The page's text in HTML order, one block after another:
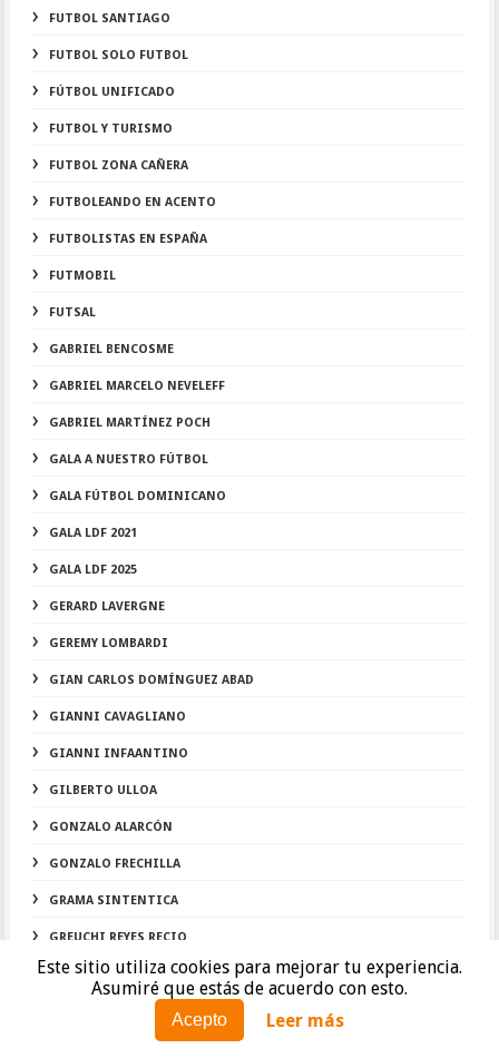
Este sitio utiliza cookies para mejorar tu experiencia.
Asumiré que estás de acuerdo con esto.
Acepto Leer más
FUTBOL SANTIAGO
FUTBOL SOLO FUTBOL
FÚTBOL UNIFICADO
FUTBOL Y TURISMO
FUTBOL ZONA CAÑERA
FUTBOLEANDO EN ACENTO
FUTBOLISTAS EN ESPAÑA
FUTMOBIL
FUTSAL
GABRIEL BENCOSME
GABRIEL MARCELO NEVELEFF
GABRIEL MARTÍNEZ POCH
GALA A NUESTRO FÚTBOL
GALA FÚTBOL DOMINICANO
GALA LDF 2021
GALA LDF 2025
GERARD LAVERGNE
GEREMY LOMBARDI
GIAN CARLOS DOMÍNGUEZ ABAD
GIANNI CAVAGLIANO
GIANNI INFAANTINO
GILBERTO ULLOA
GONZALO ALARCÓN
GONZALO FRECHILLA
GRAMA SINTENTICA
GREUCHI REYES RECIO
GUAYANA FRANCESA